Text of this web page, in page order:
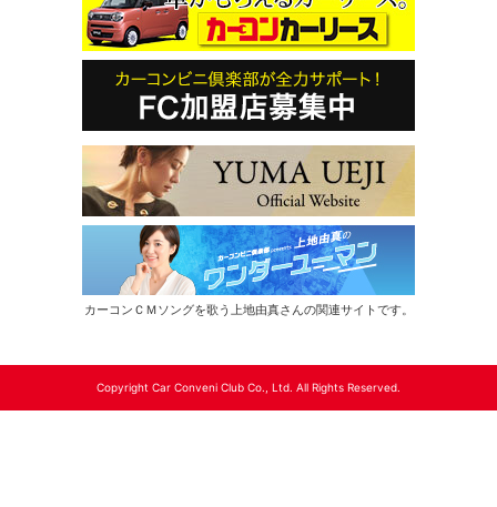
カーコンＣＭソングを歌う上地由真さんの関連サイトです。
Copyright Car Conveni Club Co., Ltd. All Rights Reserved.